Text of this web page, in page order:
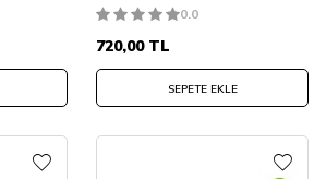
0.0
720,00TL
SEPETE EKLE